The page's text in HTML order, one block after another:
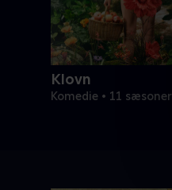
Klovn
Komedie • 11 sæsoner